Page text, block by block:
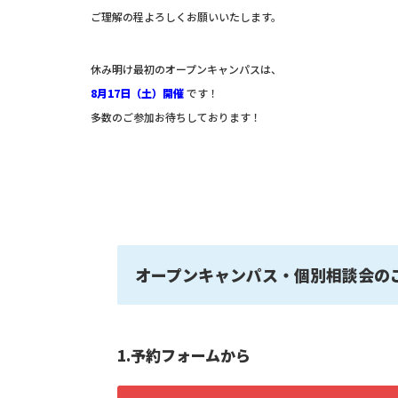
ご理解の程よろしくお願いいたします。
休み明け最初のオープンキャンパスは、
8月17日（土）開催です！
多数のご参加お待ちしております！
オープンキャンパス・個別相談会の
1.予約フォームから